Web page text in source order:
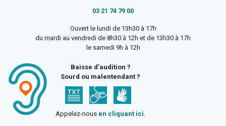
03 21 74 79 00
Ouvert le lundi de 13h30 à 17h
du mardi au vendredi de 8h30 à 12h et de 13h30 à 17h
le samedi 9h à 12h
Baisse d’audition ?
Sourd ou malentendant ?
Appelez-nous en cliquant ici